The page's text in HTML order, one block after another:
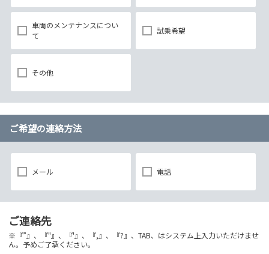
車両のメンテナンスについ
て
試乗希望
その他
ご希望の連絡方法
メール 電話
ご連絡先
※『”』、『"』、『'』、『,』、『?』、TAB、はシステム上入力いただけませ
ん。予めご了承ください。